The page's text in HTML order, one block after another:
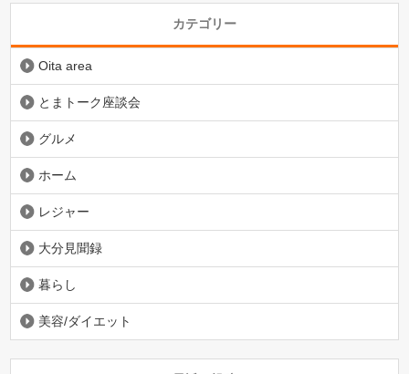
カテゴリー
Oita area
とまトーク座談会
グルメ
ホーム
レジャー
大分見聞録
暮らし
美容/ダイエット